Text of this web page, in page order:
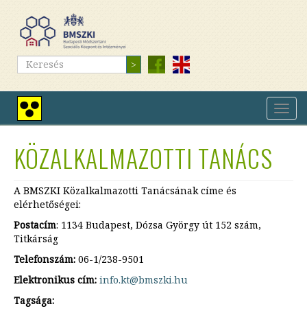
tartalomra
Nagy
kontrasztú
nézet
Keresés Keresés
KÖZALKALMAZOTTI TANÁCS
A BMSZKI Közalkalmazotti Tanácsának címe és
elérhetőségei:
Postacím: 1134 Budapest, Dózsa György út 152 szám,
Titkárság
Telefonszám: 06-1/238-9501
Elektronikus cím: info.kt@bmszki.hu
Tagsága: